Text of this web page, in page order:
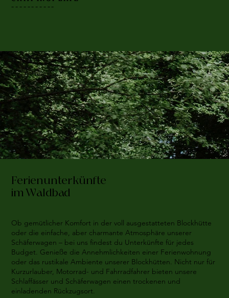
-----------
Ferienunterkünfte
im Waldbad
Ob gemütlicher Komfort in der voll ausgestatteten Blockhütte
oder die einfache, aber charmante Atmosphäre unserer
Schäferwagen – bei uns findest du Unterkünfte für jedes
Budget. Genieße die Annehmlichkeiten einer Ferienwohnung
oder das rustikale Ambiente unserer Blockhütten. Nicht nur für
Kurzurlauber, Motorrad- und Fahrradfahrer bieten unsere
Schlaffässer und Schäferwagen einen trockenen und
einladenden Rückzugsort.